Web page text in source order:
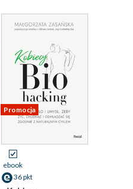
Promocja
ebook
36 pkt